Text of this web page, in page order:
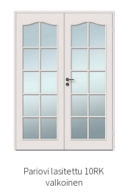
tehdä
tuotteen
sivulla.
tehdä
Pariovi lasitettu 10RK
valkoinen